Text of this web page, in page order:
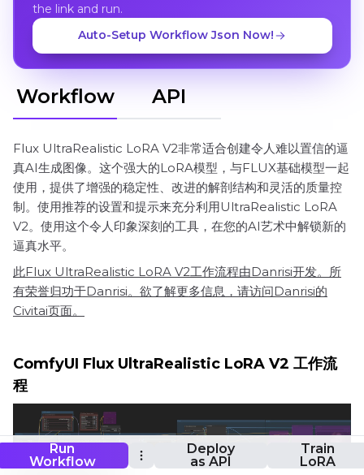
Run
Workflow
Deploy
as API
Train
LoRA
the link and run.
Auto-Setup Workflow Json Now!
Workflow API
Flux UltraRealistic LoRA V2非常适合创建令人难以置信的逼
真AI生成图像。这个强大的LoRA模型，与FLUX基础模型一起
使用，提供了增强的稳定性、改进的解剖结构和灵活的质量控
制。使用推荐的设置和提示来充分利用UltraRealistic LoRA
V2。使用这个令人印象深刻的工具，在您的AI艺术中解锁新的
逼真水平。
此Flux UltraRealistic LoRA V2工作流程由Danrisi开发。所
有荣誉归功于Danrisi。欲了解更多信息，请访问Danrisi的
Civitai页面。
ComfyUI Flux UltraRealistic LoRA V2 工作流
程